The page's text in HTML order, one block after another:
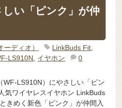
い「ピンク」が仲
ーディオ） LinkBuds Fit
LS910N イヤホン
0
WF-LS910N）にやさしい「ピン
気ワイヤレスイヤホン LinkBuds
きめく新色「ピンク」が仲間入